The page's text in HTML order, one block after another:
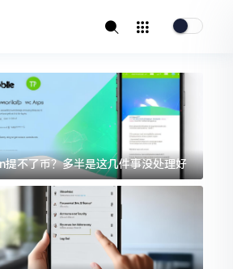
不了币？多半是这几件事没处理好